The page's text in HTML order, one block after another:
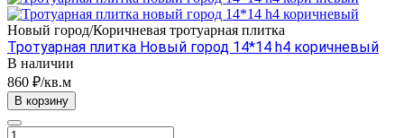
Новый город/Коричневая тротуарная плитка
Тротуарная плитка Новый город 14*14 h4 коричневый
В наличии
860 ₽/кв.м
В корзину